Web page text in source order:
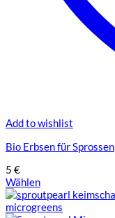
Add to wishlist
Bio Erbsen für Sprossen
5 €
Wählen
Dieses
Produkt